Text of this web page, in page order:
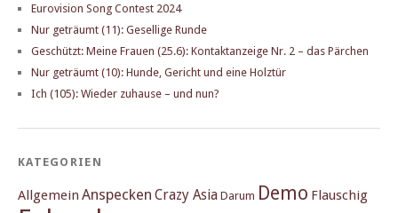
Eurovision Song Contest 2024
Nur geträumt (11): Gesellige Runde
Geschützt: Meine Frauen (25.6): Kontaktanzeige Nr. 2 – das Pärchen
Nur geträumt (10): Hunde, Gericht und eine Holztür
Ich (105): Wieder zuhause – und nun?
KATEGORIEN
Allgemein Anspecken Crazy Asia Darum Demo Flauschig